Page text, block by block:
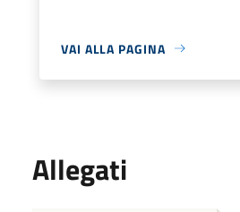
VAI ALLA PAGINA
Allegati